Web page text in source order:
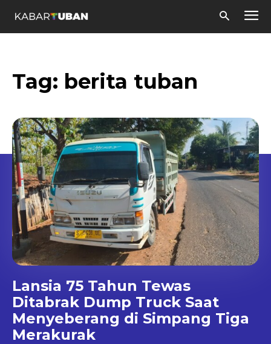
Tag: berita tuban
Lansia 75 Tahun Tewas
Ditabrak Dump Truck Saat
Menyeberang di Simpang Tiga
Merakurak